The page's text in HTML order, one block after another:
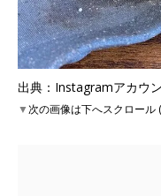
出典：Instagramアカウ
▼次の画像は下へスクロール